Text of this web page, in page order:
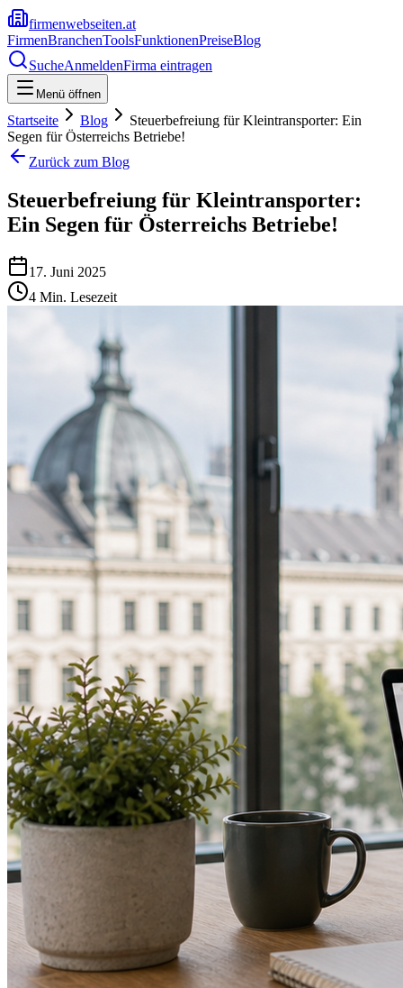
firmenwebseiten.at
FirmenBranchenToolsFunktionenPreiseBlog
SucheAnmeldenFirma eintragen
Menü öffnen
Startseite Blog
Steuerbefreiung für Kleintransporter: Ein
Segen für Österreichs Betriebe!
Zurück zum Blog
Steuerbefreiung für Kleintransporter:
Ein Segen für Österreichs Betriebe!
17. Juni 2025
4 Min. Lesezeit